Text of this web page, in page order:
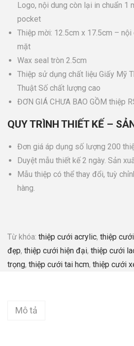
Logo, nội dung còn lại in chuẩn 1
pocket
Thiệp mời: 12.5cm x 17.5cm – nội
mặt
Wax seal tròn 2.5cm
Thiệp sử dụng chất liệu Giấy Mỹ
Thuật Số chất lượng cao
ĐƠN GIÁ CHƯA BAO GỒM thiệp
QUY TRÌNH THIẾT KẾ –
Đơn giá áp dụng số lượng 200
Duyệt mẫu thiết kế 2 ngày. Sản
Mẫu thiệp có thể thay đổi, tuỳ
hàng.
Từ khóa: thiệp cưới acrylic, thiệp
đẹp, thiệp cưới hiện đại, thiệp cưới
trọng, thiệp cưới tai hcm, thiệp cưới
Mô tả